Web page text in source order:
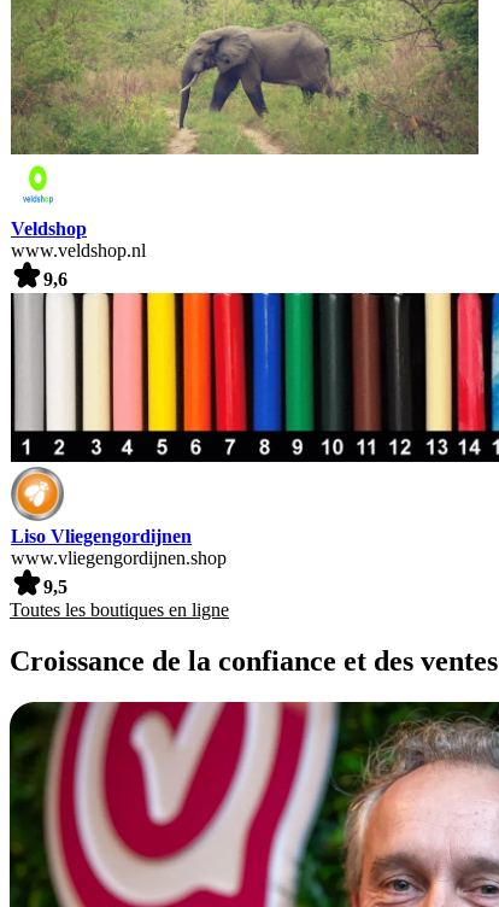
Veldshop
www.veldshop.nl
9,6
Liso Vliegengordijnen
www.vliegengordijnen.shop
9,5
Toutes les boutiques en ligne
Croissance de la confiance et des ventes